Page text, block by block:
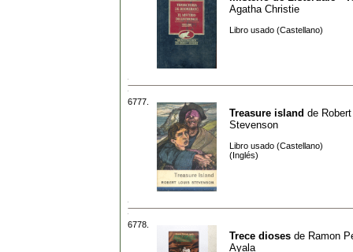
Agatha Christie
Libro usado (Castellano)
6777.
Treasure island de
Stevenson
Libro usado (Castellano)
(Inglés)
6778.
Trece dioses de Ramon
Ayala